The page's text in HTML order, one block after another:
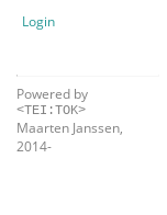
Login
Powered by
<TEI:TOK>
Maarten Janssen,
2014-